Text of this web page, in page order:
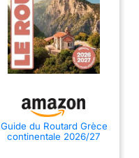
Guide du Routard Grèce
continentale 2026/27